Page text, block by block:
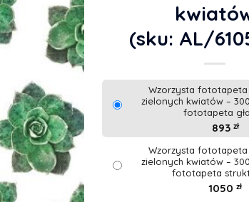
(sku: AL/
Wzorzysta fototapeta
zielonych kwiatów –
fototapeta
893 zł
Wzorzysta fototapeta
zielonych kwiatów –
fototapeta
1050 zł